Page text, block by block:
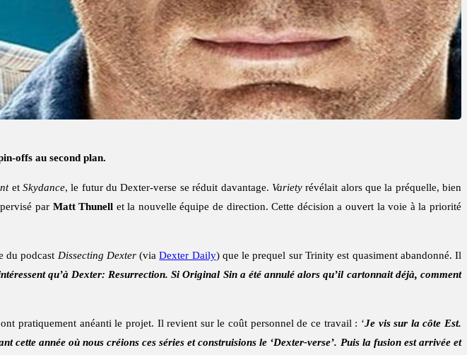
offs au second plan.
etSkydance, le futur du Dexter-verse se réduit davantage. Varietyrévélait alors que la préquelle, bien
par Matt Thunell et la nouvelle équipe de direction. Cette décision a ouvert la voie à la priorité
du podcast Dissecting Dexter(viaDexter Daily) que le prequel sur Trinity est quasiment abandonné. Il
qu’à Dexter: Resurrection. Si Original Sin a été annulé alors qu’il cartonnait déjà, comment
pratiquement anéanti le projet. Il revient sur le coût personnel de ce travail : ‘Je vis sur la côte Est.
cette année où nous créions ces séries et construisions le ‘Dexter-verse’. Puis la fusion est arrivée et